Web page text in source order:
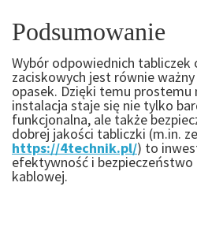
Podsumowanie
Wybór odpowiednich tabliczek
zaciskowych jest równie
opasek. Dzięki temu prostemu
instalacja staje się nie tylko
funkcjonalna, ale także
dobrej jakości tabliczki (m.in.
https://4technik.pl/) to
efektywność i
kablowej.